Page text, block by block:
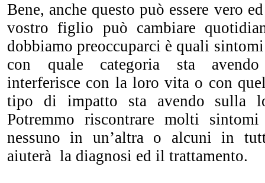
Bene, anche questo può essere vero
vostro figlio può cambiare
dobbiamo preoccuparci è quali
con quale categoria sta
interferisce con la loro vita o con
tipo di impatto sta avendo sulla
Potremmo riscontrare molti
nessuno in un’altra o alcuni in
aiuterà la diagnosi ed il trattamento.